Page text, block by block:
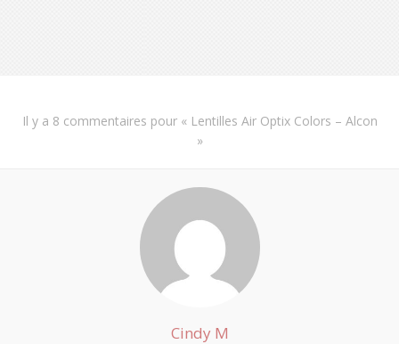
Il y a 8 commentaires pour « Lentilles Air Optix Colors – Alcon
»
Cindy M